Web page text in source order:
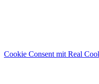
Cookie Consent mit Real